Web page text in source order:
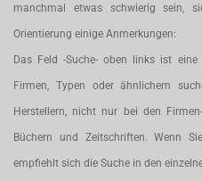
manchmal etwas schwierig sein,
Orientierung einige Anmerkungen:
Das Feld -Suche- oben links ist
Firmen, Typen oder ähnlichem
Herstellern, nicht nur bei den
Büchern und Zeitschriften. Wenn
empfiehlt sich die Suche in den